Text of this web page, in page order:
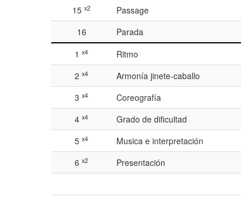
15 x2 Passage
16 Parada
1 x4 Ritmo
2 x4 Armonía jinete-caballo
3 x4 Coreografía
4 x4 Grado de dificultad
5 x4 Musica e interpretación
6 x2 Presentación